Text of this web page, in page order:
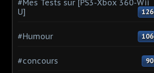
#Mes Tests sur [PS3-Xbox 360-Wii
U]
126
#Humour 106
#concours 90